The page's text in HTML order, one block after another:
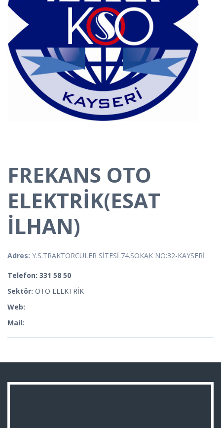
FREKANS OTO
ELEKTRİK(ESAT
İLHAN)
Adres: Y.S.TRAKTÖRCÜLER SİTESİ 74.SOKAK NO:32-KAYSERİ
Telefon: 331 58 50
Sektör: OTO ELEKTRİK
Web:
Mail: